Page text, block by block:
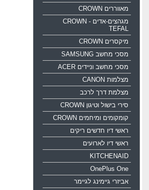
מאווררים CROWN
מגהצים-אדים CROWN -
TEFAL
מיקסרים CROWN
מסכי מחשב SAMSUNG
מסכי מחשב וניידים ACER
מצלמות CANON
מצלמת דרך לרכב
סירי בישול וטיגון CROWN
קומקומים ומיחמים CROWN
ראשי דיו חדשים ריקים
ראשי דיו לארועים
KITCHENAID
OnePlus One
אביזרי גיימינג לגיימר